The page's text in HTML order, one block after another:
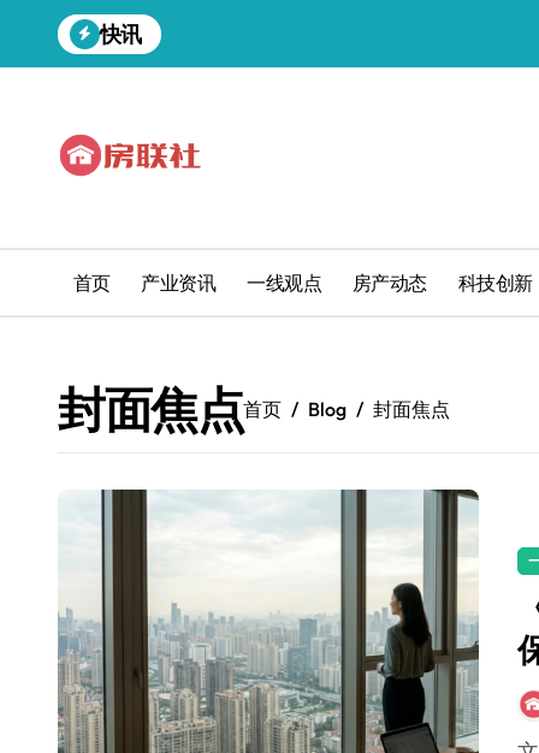
到
快讯
首页 产业资讯 一线观点 房产动态 科技创新
封面焦点首页 Blog 封面焦点